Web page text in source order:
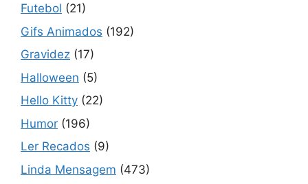
Futebol (21)
Gifs Animados (192)
Gravidez (17)
Halloween (5)
Hello Kitty (22)
Humor (196)
Ler Recados (9)
Linda Mensagem (473)